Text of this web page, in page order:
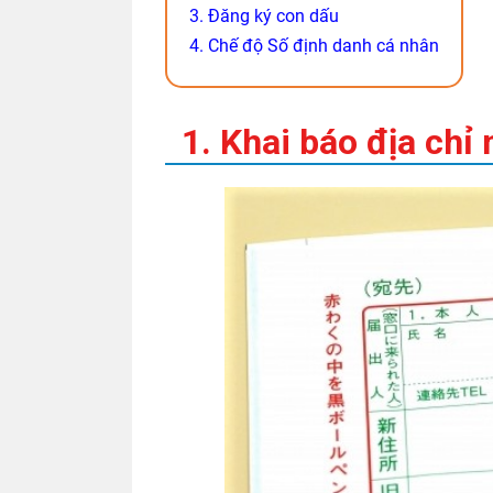
3. Đăng ký con dấu
4. Chế độ Số định danh cá nhân
1. Khai báo địa chỉ